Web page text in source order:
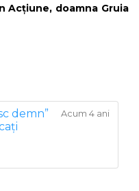
Acțiune, doamna Gruia
demn”
Acum 4 ani